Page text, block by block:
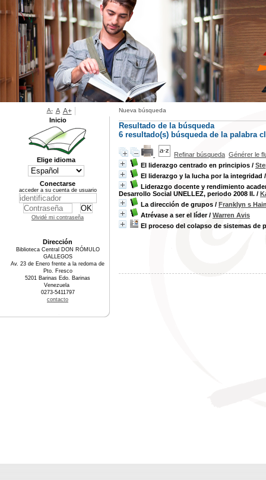
Nueva búsqueda
Resultado de la búsqueda
6 resultado(s) búsqueda de la palabra
Refinar búsqueda Générer le
El liderazgo centrado en principios /
El liderazgo y la lucha por la integridad
Liderazgo docente y rendimiento
Desarrollo Social UNELLEZ, periodo 2008 II. /
La dirección de grupos / Franklyn s
Atrévase a ser el líder/ Warren Avis
El proceso del colapso de sistemas de
A- A A+
Inicio
Elige idioma
Conectarse
acceder a su cuenta de usuario
Olvidé mi contraseña
Dirección
Biblioteca Central DON RÓMULO
GALLEGOS
Av. 23 de Enero frente a la redoma de
Pto. Fresco
5201 Barinas Edo. Barinas
Venezuela
0273-5411797
contacto